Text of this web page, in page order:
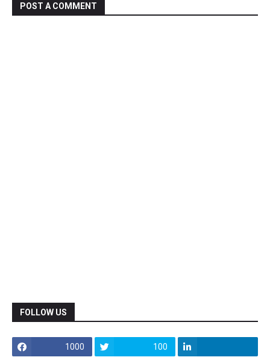
POST A COMMENT
FOLLOW US
1000 100